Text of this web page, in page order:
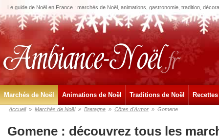
Le guide de Noël en France : marchés de Noël, animations, gastronomie, tradition,
Marchés de Noël Animations de Noël Traditions de Noël
Accueil » Marchés de Noël » Bretagne » Côtes d'Armor » Gomene
Gomene : découvrez tous les